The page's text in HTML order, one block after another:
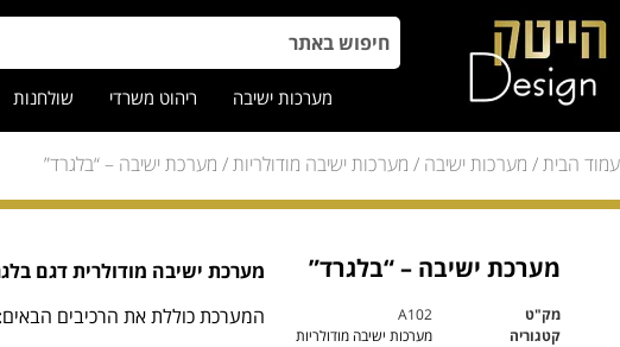
מערכות ישיבה ריהוט משרדי שולחנות
עמוד הבית/ מערכות ישיבה / מערכות ישיבה מודולריות/ מערכת ישיבה – “בלגרד”
מערכת ישיבה – “בלגרד”
מק"ט
A102
קטגוריה
מערכות ישיבה מודולריות
מערכת ישיבה מודולרית דגם
המערכת כוללת את הרכיבים הבאים: